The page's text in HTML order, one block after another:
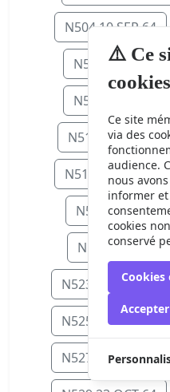
N504 10 SEP 64
N506 15 SEP 64
N508 17 SEP 64
N511 20-21 SEP
N514 25 SEP 64
N516 30 SEP 64
N519 6 OCT 64
N523 11-12 OCT
N525 15 OCT 64
N527 17-18 OCT
⚠️ Ce
cookies
Ce site
via des
audience.
nous
informer
cookies
conservé
Cookies